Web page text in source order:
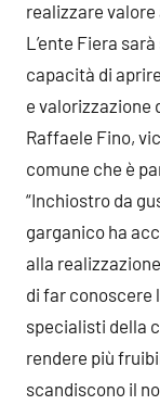
realizzare
L’ente Fiera
capacità di
e valorizzazione
Raffaele Fino,
comune che è
“Inchiostro da
garganico ha
alla
di far conoscere
specialisti della
rendere più
scandiscono il